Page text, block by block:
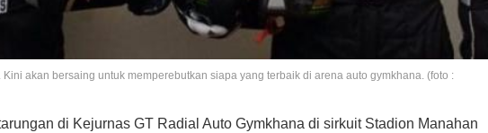
akan bersaing untuk memperebutkan siapa yang terbaik di arena auto gymkhana. (foto :
di Kejurnas GT Radial Auto Gymkhana di sirkuit Stadion Manahan